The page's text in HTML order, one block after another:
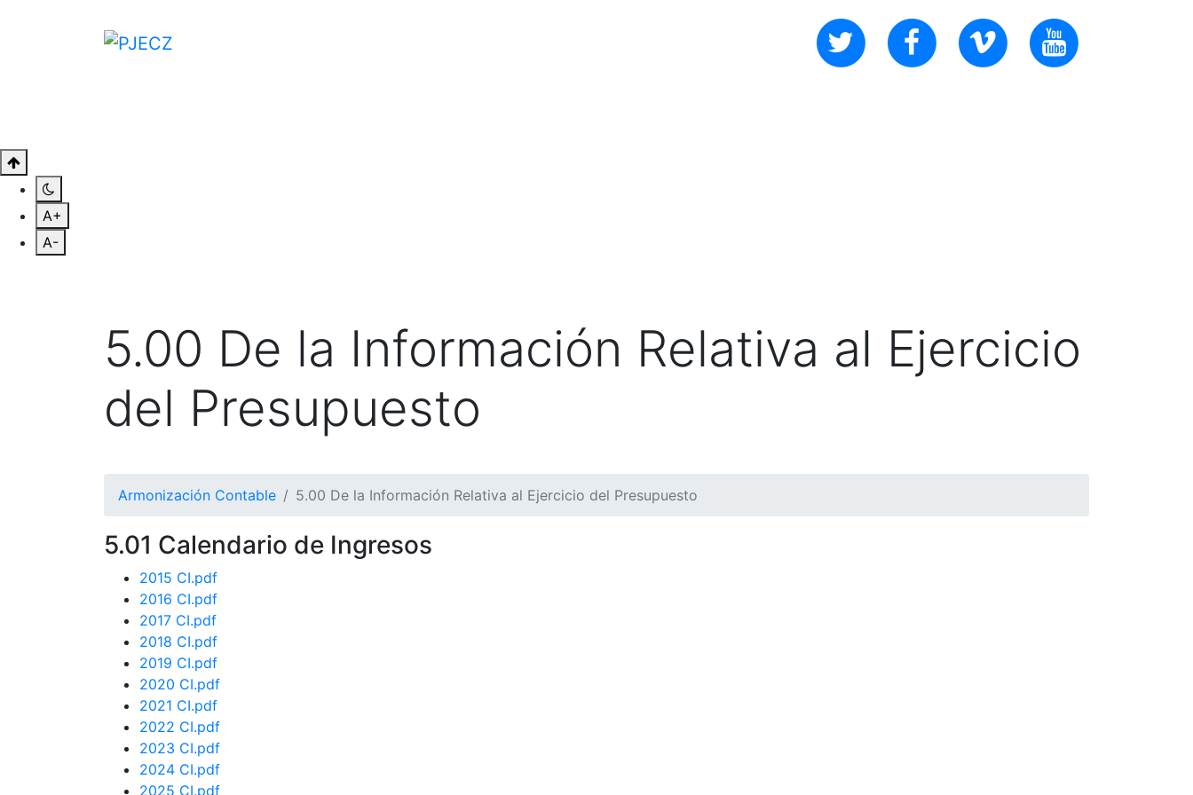
A+
A-
5.00 De la Información Relativa al Ejercicio
del Presupuesto
Armonización Contable 5.00 De la Información Relativa al Ejercicio del Presupuesto
5.01 Calendario de Ingresos
2015 CI.pdf
2016 CI.pdf
2017 CI.pdf
2018 CI.pdf
2019 CI.pdf
2020 CI.pdf
2021 CI.pdf
2022 CI.pdf
2023 CI.pdf
2024 CI.pdf
2025 CI.pdf